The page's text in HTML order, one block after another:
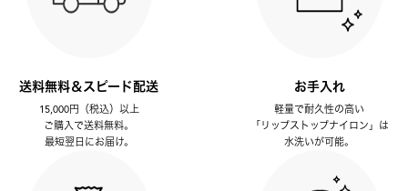
送料無料＆スピード配送
15,000円（税込）以上
ご購入で送料無料。
最短翌日にお届け。
お手入れ
軽量で耐久性の高い
「リップストップナイロン」は
水洗いが可能。